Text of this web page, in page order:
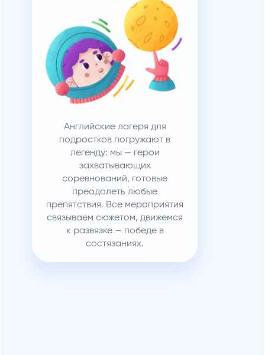
Английские лагеря для
подростков погружают в
легенду: мы — герои
захватывающих
соревнований, готовые
преодолеть любые
препятствия. Все мероприятия
связываем сюжетом, движемся
к развязке — победе в
состязаниях.